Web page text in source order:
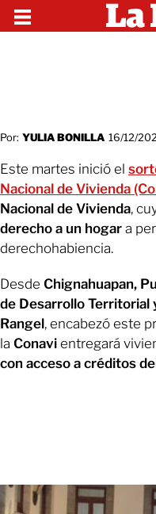
Por: YULIA BONILLA 16/12/
Este martes inició el
Nacional de Vivienda
Nacional de Vivienda,
derecho a un hogar a
derechohabiencia.
Desde Chignahuapan,
de Desarrollo Territorial
Rangel, encabezó este
la Conavi entregará
con acceso a créditos